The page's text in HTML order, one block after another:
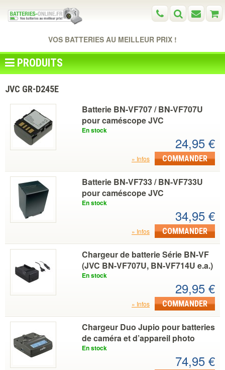
VOS BATTERIES AU MEILLEUR PRIX !
PRODUITS
JVC GR-D245E
Batterie BN-VF707 / BN-VF707U
pour caméscope JVC
En stock
24,95 €
COMMANDER
Infos
Batterie BN-VF733 / BN-VF733U
pour caméscope JVC
En stock
34,95 €
COMMANDER
Infos
Chargeur de batterie Série BN-VF
(JVC BN-VF707U, BN-VF714U e.a.)
En stock
29,95 €
COMMANDER
Infos
Chargeur Duo Jupio pour batteries
de caméra et d’appareil photo
En stock
74,95 €